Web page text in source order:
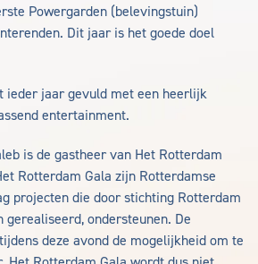
Powergarden (belevingstuin)
Dit jaar is het goede doel
ieder jaar gevuld met een heerlijk
entertainment.
is de gastheer van Het Rotterdam
Rotterdam Gala zijn Rotterdamse
projecten die door stichting Rotterdam
gerealiseerd, ondersteunen. De
deze avond de mogelijkheid om te